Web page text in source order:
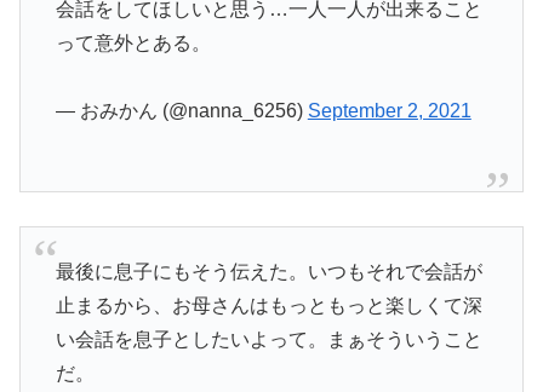
会話をしてほしいと思う…一人一人が出来ること
って意外とある。
— おみかん (@nanna_6256) September 2, 2021
最後に息子にもそう伝えた。いつもそれで会話が
止まるから、お母さんはもっともっと楽しくて深
い会話を息子としたいよって。まぁそういうこと
だ。